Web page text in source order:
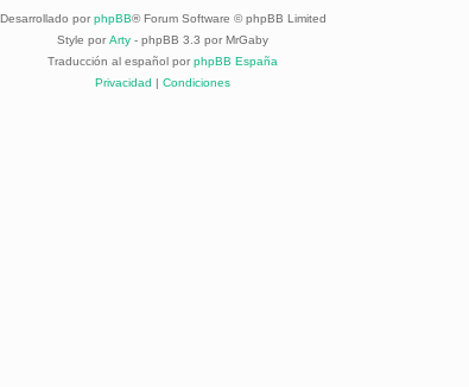
Desarrollado por phpBB® Forum Software © phpBB Limited
Style por Arty - phpBB 3.3 por MrGaby
Traducción al español por phpBB España
Privacidad
Condiciones